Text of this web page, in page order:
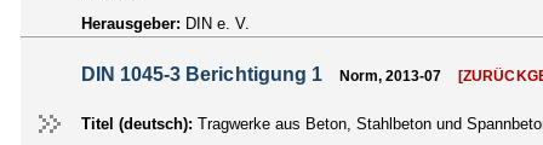
Herausgeber: DIN e. V.
DIN 1045-3 Berichtigung 1 Norm, 2013-07
Titel (deutsch): Tragwerke aus Beton, Stahlbeton und